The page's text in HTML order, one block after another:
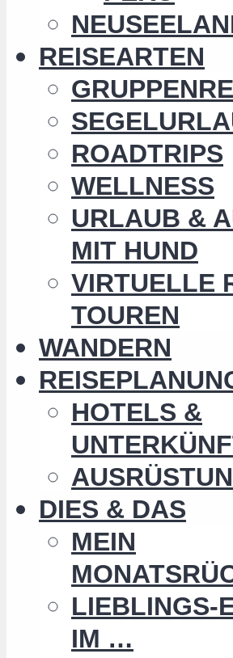
REISEARTEN
ROADTRIPS
WELLNESS
URLAUB &
MIT HUND
VIRTUELLE
TOUREN
WANDERN
HOTELS &
DIES & DAS
MEIN
LIEBLINGS-
IM …